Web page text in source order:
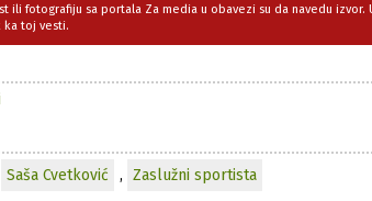
ili fotografiju sa portala Za media u obavezi su da navedu
ka toj vesti.
Saša Cvetković , Zaslužni sportista